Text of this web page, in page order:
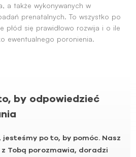
a także wykonywanych w
prenatalnych. To wszystko po
płód się prawidłowo rozwija i o ile
ewentualnego poronienia.
by odpowiedzieć
jesteśmy po to, by pomóc. Nasz
Tobą porozmawia, doradzi